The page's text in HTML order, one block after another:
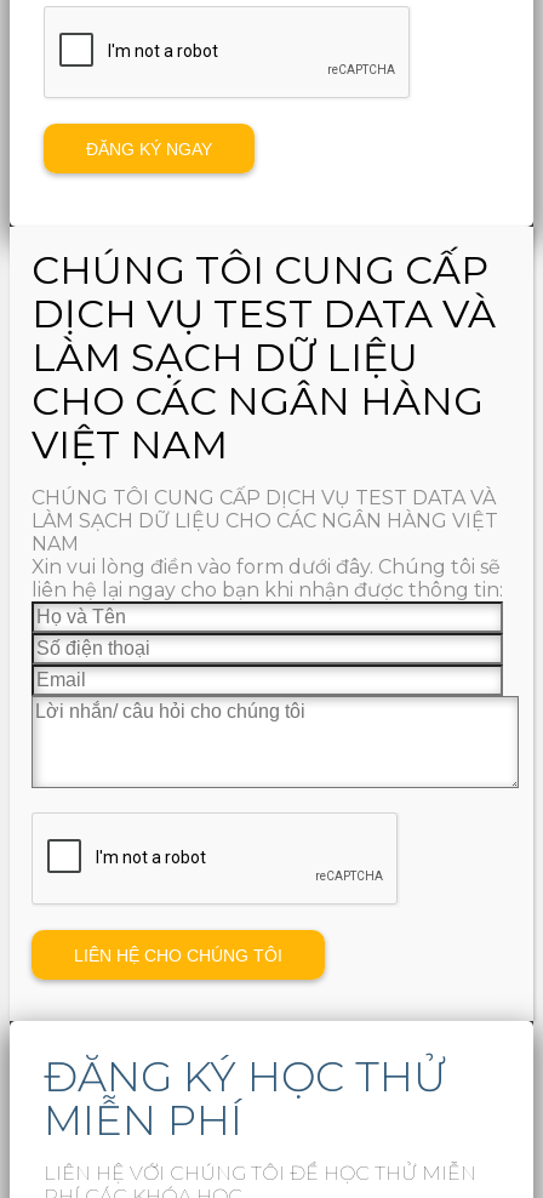
CHÚNG TÔI CUNG CẤP
DỊCH VỤ TEST DATA VÀ
LÀM SẠCH DỮ LIỆU
CHO CÁC NGÂN HÀNG
VIỆT NAM
CHÚNG TÔI CUNG CẤP DỊCH VỤ TEST DATA VÀ
LÀM SẠCH DỮ LIỆU CHO CÁC NGÂN HÀNG VIỆT
NAM
Xin vui lòng điền vào form dưới đây. Chúng tôi sẽ
liên hệ lại ngay cho bạn khi nhận được thông tin:
ĐĂNG KÝ HỌC THỬ
MIỄN PHÍ
LIÊN HỆ VỚI CHÚNG TÔI ĐỂ HỌC THỬ MIỄN